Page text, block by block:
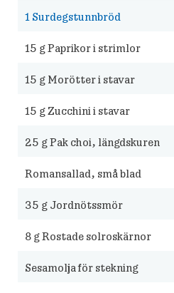
1 Surdegstunnbröd
15 g Paprikor i strimlor
15 g Morötter i stavar
15 g Zucchini i stavar
25 g Pak choi, längdskuren
Romansallad, små blad
35 g Jordnötssmör
8 g Rostade solroskärnor
Sesamolja för stekning